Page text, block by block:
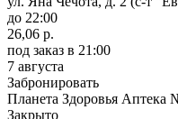
до 22:00
26,06 р.
под заказ в 21:00
7 августа
Забронировать
Планета Здоровья Аптека
Закрыто